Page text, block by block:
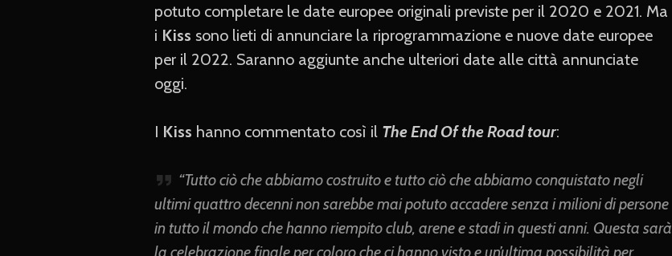
potuto completare le date europee originali previste per il 2020 e 2021. Ma
i Kiss sono lieti di annunciare la riprogrammazione e nuove date europee
per il 2022. Saranno aggiunte anche ulteriori date alle città annunciate
oggi.
I Kiss hanno commentato così il The End Of the Road tour:
“Tutto ciò che abbiamo costruito e tutto ciò che abbiamo conquistato negli
ultimi quattro decenni non sarebbe mai potuto accadere senza i milioni di persone
in tutto il mondo che hanno riempito club, arene e stadi in questi anni. Questa sarà
la celebrazione finale per coloro che ci hanno visto e un’ultima possibilità per